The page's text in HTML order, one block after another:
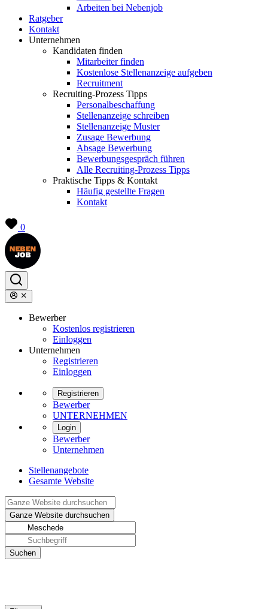
Arbeiten bei Nebenjob
Ratgeber
Kontakt
Unternehmen
Kandidaten finden
Mitarbeiter finden
Kostenlose Stellenanzeige aufgeben
Recruitment
Recruiting-Prozess Tipps
Personalbeschaffung
Stellenanzeige schreiben
Stellenanzeige Muster
Zusage Bewerbung
Absage Bewerbung
Bewerbungsgespräch führen
Alle Recruiting-Prozess Tipps
Praktische Tipps & Kontakt
Häufig gestellte Fragen
Kontakt
0
Bewerber
Kostenlos registrieren
Einloggen
Unternehmen
Registrieren
Einloggen
Registrieren
Bewerber
UNTERNEHMEN
Login
Bewerber
Unternehmen
Stellenangebote
Gesamte Website